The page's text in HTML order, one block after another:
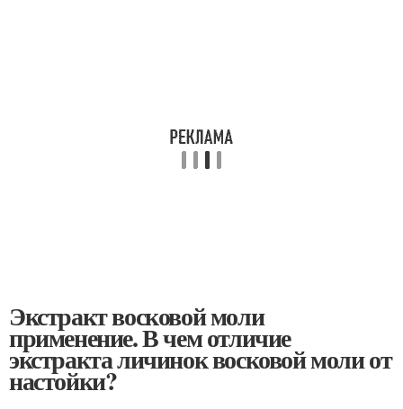
Экстракт восковой моли
применение. В чем отличие
экстракта личинок восковой моли от
настойки?